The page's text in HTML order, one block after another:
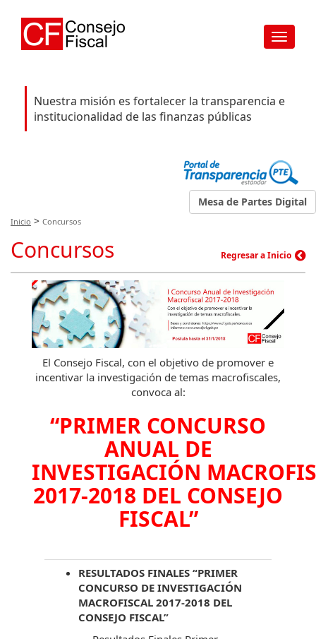
Toggle
Nuestra misión es fortalecer la transparencia e
institucionalidad de las finanzas públicas
Mesa de Partes Digital
Inicio > Concursos
Concursos Regresar a Inicio
El Consejo Fiscal, con el objetivo de promover e
incentivar la investigación de temas macrofiscales,
convoca al:
“PRIMER CONCURSO
ANUAL DE
INVESTIGACIÓN
2017-2018 DEL CONSEJO
FISCAL”
RESULTADOS FINALES “PRIMER
CONCURSO DE INVESTIGACIÓN
MACROFISCAL 2017-2018 DEL
CONSEJO FISCAL”